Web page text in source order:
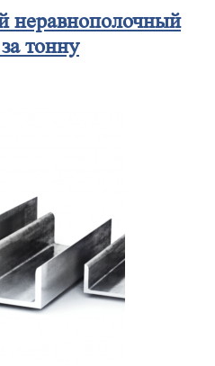
неравнополочный
тонну